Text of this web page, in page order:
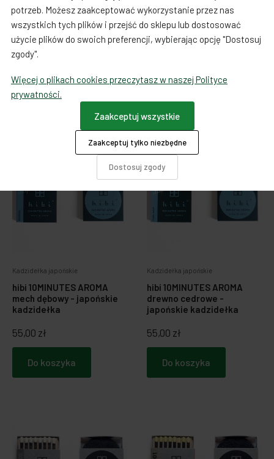
hibi 10MINUTES AROMA
cytronella - japońskie
kadzidełka
55,00 zł
Do koszyka
hibi 10MINUTES AROMA
ambra - japońskie
kadzidełka
Kadzidełka japońskie
hibi 10MINUTES AROMA
mech dębowy - japońskie
kadzidełka
55,00 zł
Do koszyka
Kadzidełka japońskie
hibi 10MINUTES AROMA
drewno cedrowe -
japońskie kadzidełka
55,00 zł
Do koszyka
potrzeb. Możesz zaakceptować wykorzystanie przez nas
wszystkich tych plików i przejść do sklepu lub dostosować
użycie plików do swoich preferencji, wybierając opcję "Dostosuj
zgody".
Więcej o plikach cookies przeczytasz w naszej Polityce
prywatności.
Dostosuj zgody
Zaakceptuj tylko niezbędne
Zaakceptuj wszystkie